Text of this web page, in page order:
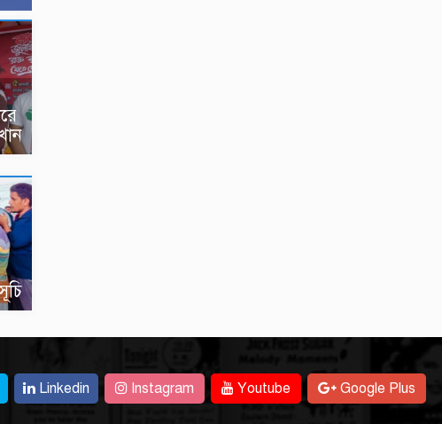
Linkedin Instagram Youtube Google Plus